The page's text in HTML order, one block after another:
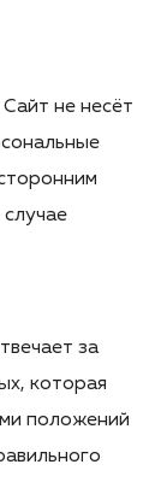
не несёт
за
которая
положений